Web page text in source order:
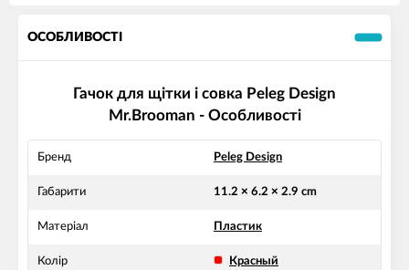
ОСОБЛИВОСТІ
Гачок для щітки і совка Peleg Design
Mr.Brooman - Особливості
Бренд Peleg Design
Габарити 11.2 × 6.2 × 2.9 cm
Матеріал Пластик
Колір Красный